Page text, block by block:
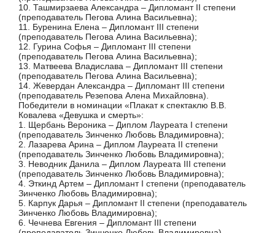
10. Ташмирзаева Александра – Дипломант II степени
(преподаватель Пегова Алина Васильевна);
11. Буренина Елена – Дипломант III степени
(преподаватель Пегова Алина Васильевна);
12. Гурина Софья – Дипломант III степени
(преподаватель Пегова Алина Васильевна);
13. Матвеева Владислава – Дипломант III степени
(преподаватель Пегова Алина Васильевна);
14. Жевердан Александра – Дипломант III степени
(преподаватель Резепова Алена Михайловна).
Победители в номинации «Плакат к спектаклю В.В.
Ковалева «Девушка и смерть»:
1. Щербань Вероника – Диплом Лауреата I степени
(преподаватель Зинченко Любовь Владимировна);
2. Лазарева Арина – Диплом Лауреата II степени
(преподаватель Зинченко Любовь Владимировна);
3. Неводник Данила – Диплом Лауреата III степени
(преподаватель Зинченко Любовь Владимировна);
4. Эткинд Артем – Дипломант I степени (преподаватель
Зинченко Любовь Владимировна);
5. Карпук Дарья – Дипломант II степени (преподаватель
Зинченко Любовь Владимировна);
6. Чечнева Евгения – Дипломант III степени